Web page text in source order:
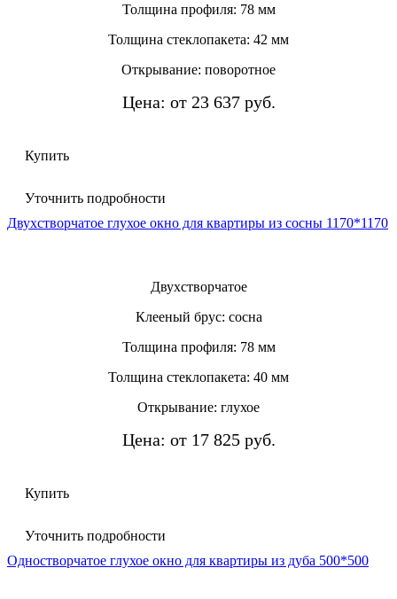
Толщина профиля: 78 мм
Толщина стеклопакета: 42 мм
Открывание: поворотное
Цена: от 23 637 руб.
Купить
Уточнить подробности
Двухстворчатое глухое окно для квартиры из сосны 1170*1170
Двухстворчатое
Клееный брус: сосна
Толщина профиля: 78 мм
Толщина стеклопакета: 40 мм
Открывание: глухое
Цена: от 17 825 руб.
Купить
Уточнить подробности
Одностворчатое глухое окно для квартиры из дуба 500*500